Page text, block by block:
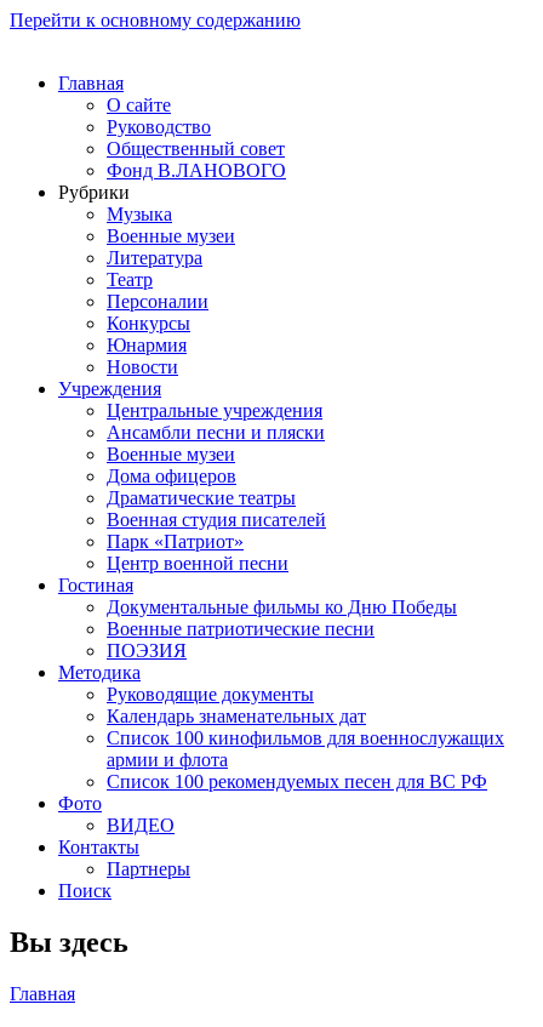
Перейти к основному содержанию
Главная
О сайте
Руководство
Общественный совет
Фонд В.ЛАНОВОГО
Рубрики
Музыка
Военные музеи
Литература
Театр
Персоналии
Конкурсы
Юнармия
Новости
Учреждения
Центральные учреждения
Ансамбли песни и пляски
Военные музеи
Дома офицеров
Драматические театры
Военная студия писателей
Парк «Патриот»
Центр военной песни
Гостиная
Документальные фильмы ко Дню Победы
Военные патриотические песни
ПОЭЗИЯ
Методика
Руководящие документы
Календарь знаменательных дат
Список 100 кинофильмов для военнослужащих
армии и флота
Список 100 рекомендуемых песен для ВС РФ
Фото
ВИДЕО
Контакты
Партнеры
Поиск
Вы здесь
Главная